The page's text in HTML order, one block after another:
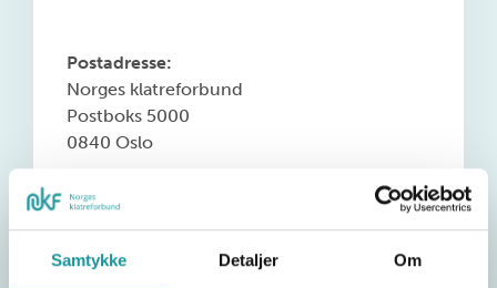
Samtykke Detaljer Om
Postadresse:
Norges klatreforbund
Postboks 5000
0840 Oslo
Besøksadresse:
Sognsveien 75 J, 0855 Oslo